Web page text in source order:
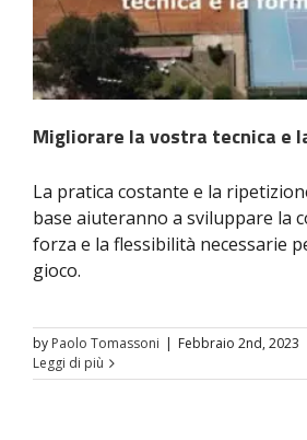
Migliorare la vostra tecnica e
La pratica costante e la
base aiuteranno a sviluppare la
forza e la flessibilità necessarie
gioco.
by Paolo Tomassoni | Febbraio 2nd, 2023
Leggi di più